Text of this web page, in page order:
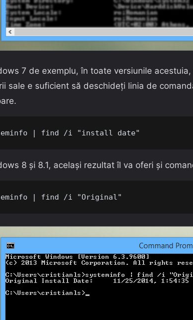
7 de exemplu, în toate versiunile
sale e suficient să deschideți linia de
| find /i "install date"
8 și 8.1, același rezultat îl va oferi și
| find /i "Original"